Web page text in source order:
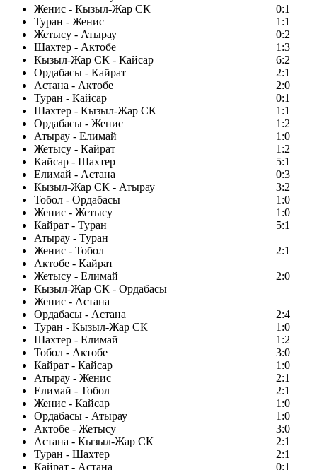
Женис - Кызыл-Жар СК
0:1
Туран - Женис
1:1
Жетысу - Атырау
0:2
Шахтер - Актобе
1:3
Кызыл-Жар СК - Кайсар
6:2
Ордабасы - Кайрат
2:1
Астана - Актобе
2:0
Туран - Кайсар
0:1
Шахтер - Кызыл-Жар СК
1:1
Ордабасы - Женис
1:2
Атырау - Елимай
1:0
Жетысу - Кайрат
1:2
Кайсар - Шахтер
5:1
Елимай - Астана
0:3
Кызыл-Жар СК - Атырау
3:2
Тобол - Ордабасы
1:0
Женис - Жетысу
1:0
Кайрат - Туран
5:1
Атырау - Туран
Женис - Тобол
2:1
Актобе - Кайрат
Жетысу - Елимай
2:0
Кызыл-Жар СК - Ордабасы
Женис - Астана
Ордабасы - Астана
2:4
Туран - Кызыл-Жар СК
1:0
Шахтер - Елимай
1:2
Тобол - Актобе
3:0
Кайрат - Кайсар
1:0
Атырау - Женис
2:1
Елимай - Тобол
2:1
Женис - Кайсар
1:0
Ордабасы - Атырау
1:0
Актобе - Жетысу
3:0
Астана - Кызыл-Жар СК
2:1
Туран - Шахтер
2:1
Кайрат - Астана
0:1